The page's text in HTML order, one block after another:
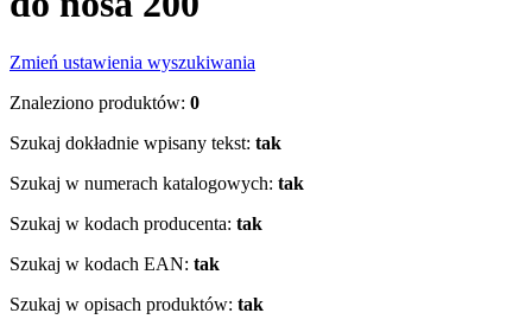
Zmień ustawienia wyszukiwania
Znaleziono produktów: 0
Szukaj dokładnie wpisany tekst: tak
Szukaj w numerach katalogowych: tak
Szukaj w kodach producenta: tak
Szukaj w kodach EAN: tak
Szukaj w opisach produktów: tak